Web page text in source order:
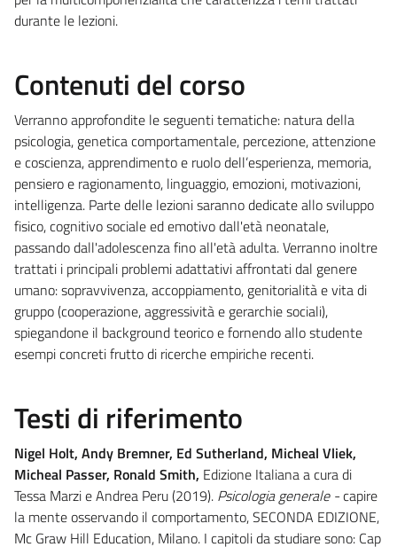
durante le lezioni.
Contenuti del corso
Verranno approfondite le seguenti tematiche: natura della
psicologia, genetica comportamentale, percezione, attenzione
e coscienza, apprendimento e ruolo dell’esperienza, memoria,
pensiero e ragionamento, linguaggio, emozioni, motivazioni,
intelligenza. Parte delle lezioni saranno dedicate allo sviluppo
fisico, cognitivo sociale ed emotivo dall'età neonatale,
passando dall'adolescenza fino all'età adulta. Verranno inoltre
trattati i principali problemi adattativi affrontati dal genere
umano: sopravvivenza, accoppiamento, genitorialità e vita di
gruppo (cooperazione, aggressività e gerarchie sociali),
spiegandone il background teorico e fornendo allo studente
esempi concreti frutto di ricerche empiriche recenti.
Testi di riferimento
Nigel Holt, Andy Bremner, Ed Sutherland, Micheal Vliek,
Micheal Passer, Ronald Smith, Edizione Italiana a cura di
Tessa Marzi e Andrea Peru (2019). Psicologia generale -capire
la mente osservando il comportamento, SECONDA EDIZIONE,
Mc Graw Hill Education, Milano. I capitoli da studiare sono: Cap